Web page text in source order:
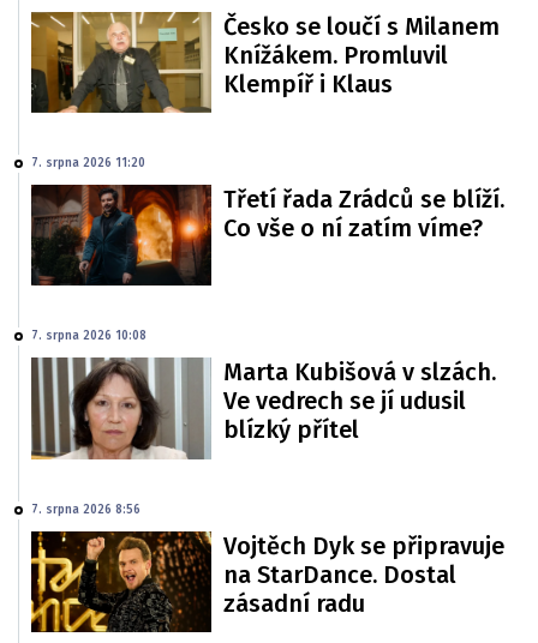
Česko se loučí s Milanem
Knížákem. Promluvil
Klempíř i Klaus
7. srpna 2026 11:20
Třetí řada Zrádců se blíží.
Co vše o ní zatím víme?
7. srpna 2026 10:08
Marta Kubišová v slzách.
Ve vedrech se jí udusil
blízký přítel
7. srpna 2026 8:56
Vojtěch Dyk se připravuje
na StarDance. Dostal
zásadní radu